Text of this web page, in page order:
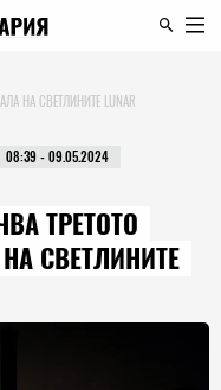
НА СВЕТЛИНИТЕ LUNAR
08:39 - 09.05.2024
ТРЕТОТО
СВЕТЛИНИТЕ